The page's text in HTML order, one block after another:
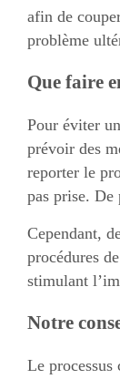
afin de
problème
Que faire
Pour éviter
prévoir des
reporter le
pas prise. De
Cependant,
procédures
stimulant
Notre
Le